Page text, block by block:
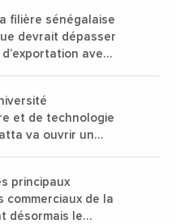
filière sénégalaise
devrait dépasser
avec
et de technologie
va ouvrir un
de Karen à
janvier 2023
principaux
commerciaux de la
désormais le